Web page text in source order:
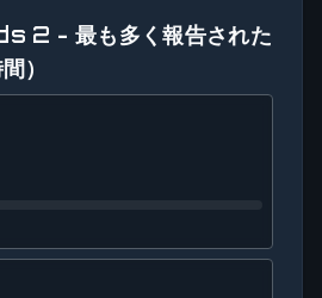
2 - 最も多く報告された
）